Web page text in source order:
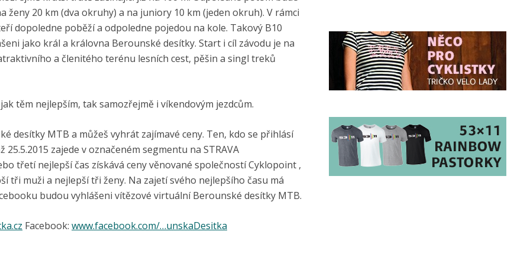
20 km (dva okruhy) a na juniory 10 km (jeden okruh). V rámci
dopoledne poběží a odpoledne pojedou na kole. Takový B10
jako král a královna Berounské desítky. Start i cíl závodu je na
a členitého terénu lesních cest, pěšin a singl treků
těm nejlepším, tak samozřejmě i víkendovým jezdcům.
desítky MTB a můžeš vyhrát zajímavé ceny. Ten, kdo se přihlásí
zajede v označeném segmentu na STRAVA
třetí nejlepší čas získává ceny věnované společností Cyklopoint ,
tři muži a nejlepší tři ženy. Na zajetí svého nejlepšího času má
budou vyhlášeni vítězové virtuální Berounské desítky MTB.
Facebook: www.facebook.com/…unskaDesitka